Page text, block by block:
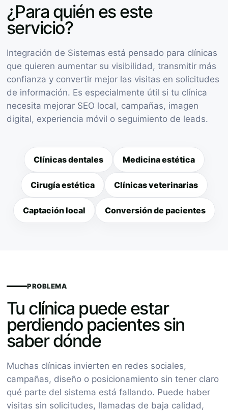
¿Para quién es este
servicio?
Integración de Sistemas está pensado para clínicas
que quieren aumentar su visibilidad, transmitir más
confianza y convertir mejor las visitas en solicitudes
de información. Es especialmente útil si tu clínica
necesita mejorar SEO local, campañas, imagen
digital, experiencia móvil o seguimiento de leads.
Clínicas dentales Medicina estética
Cirugía estética Clínicas veterinarias
Captación local Conversión de pacientes
PROBLEMA
Tu clínica puede estar
perdiendo pacientes sin
saber dónde
Muchas clínicas invierten en redes sociales,
campañas, diseño o posicionamiento sin tener claro
qué parte del sistema está fallando. Puede haber
visitas sin solicitudes, llamadas de baja calidad,